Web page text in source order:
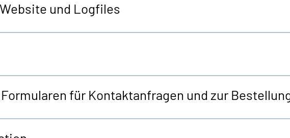
Website und Logfiles
für Kontaktanfragen und zur